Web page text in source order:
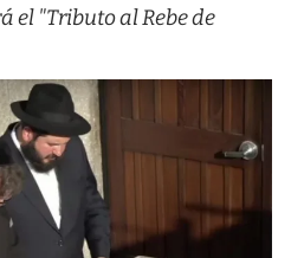
el "Tributo al Rebe de